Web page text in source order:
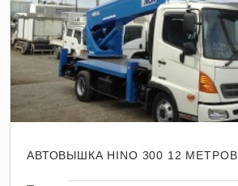
АВТОВЫШКА HINO 300 12 МЕТРОВ